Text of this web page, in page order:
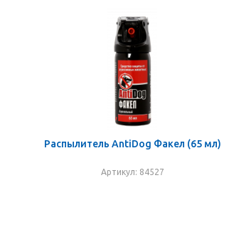
Распылитель AntiDog Факел (65 мл)
Артикул: 84527